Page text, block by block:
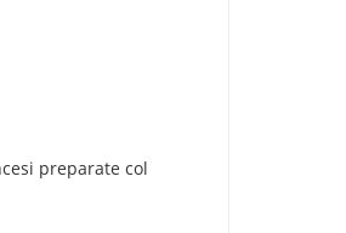
preparate col